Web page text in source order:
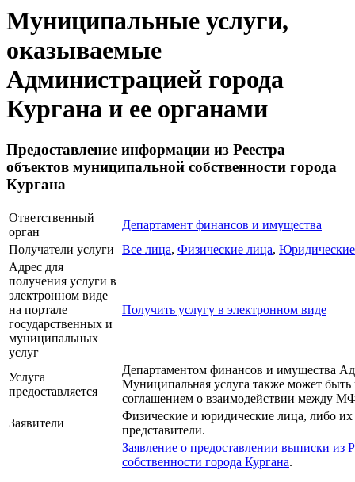
Муниципальные услуги,
оказываемые
Администрацией города
Кургана и ее органами
Предоставление информации из Реестра
объектов муниципальной собственности города
Кургана
Ответственный
орган
Департамент финансов и имущества
Получатели услуги
Все лица, Физические лица,
Адрес для
получения услуги в
электронном виде
на портале
государственных и
муниципальных
услуг
Получить услугу в электронном виде
Услуга
предоставляется
Департаментом финансов и имущества
Муниципальная услуга также может быть
соглашением о взаимодействии между
Заявители
Физические и юридические лица, либо
представители.
Заявление о предоставлении выписки из
собственности города Кургана.